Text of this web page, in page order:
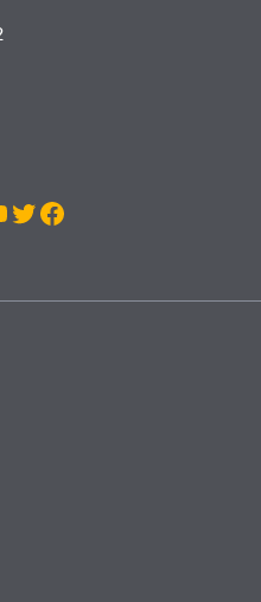
Twitter
Facebook